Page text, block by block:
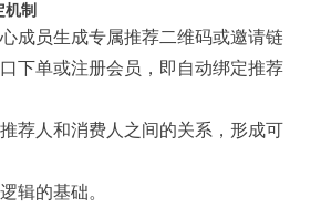
机制
成员生成专属推荐二维码或邀请链
下单或注册会员，即自动绑定推荐
荐人和消费人之间的关系，形成可
辑的基础。